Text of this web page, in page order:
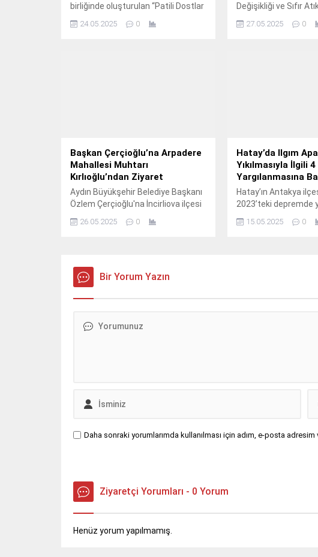
birliğinde oluşturulan “Patili Dostlar
Köpek Gezinti Parkı” açıldı.
24.05.2025 0
Değişikliği ve Sıfır
Uludağ Üniversitesi
yürütülen proje
27.05.2025 0
Başkan Çerçioğlu’na Arpadere
Mahallesi Muhtarı
Kırlıoğlu’ndan Ziyaret
Aydın Büyükşehir Belediye Başkanı
Özlem Çerçioğlu'na İncirliova ilçesi
Süleyman Kırlıoğlu nezaket
26.05.2025 0
Hatay’da Ilgım
Yıkılmasıyla İlgili 4
Yargılanmasına
Hatay’ın Antakya
2023’teki depremde
kaybetmesinin
yargılama başladı.
15.05.2025 0
Bir Yorum Yazın
Daha sonraki yorumlarımda kullanılması için adım, e-posta
Ziyaretçi Yorumları - 0 Yorum
Henüz yorum yapılmamış.